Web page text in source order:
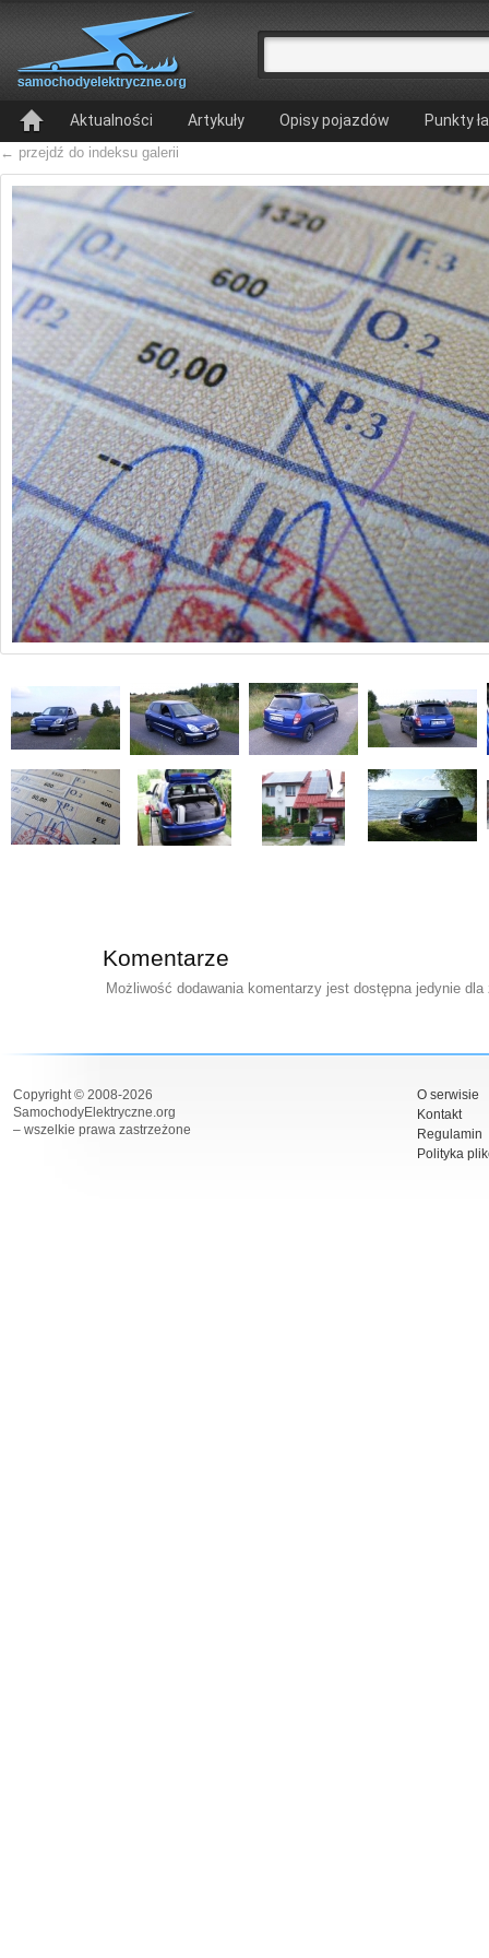
Aktualności Artykuły Opisy pojazdów Punkty
← przejdź do indeksu galerii
Komentarze
Możliwość dodawania komentarzy jest dostępna jedynie
Copyright © 2008-2026
SamochodyElektryczne.org
– wszelkie prawa zastrzeżone
O serwisie
Kontakt
Regulamin
Polityka